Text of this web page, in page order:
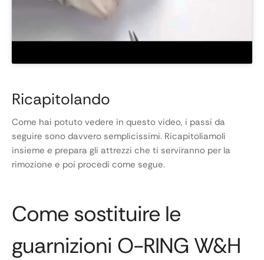
Ricapitolando
Come hai potuto vedere in questo video, i passi da
seguire sono davvero semplicissimi. Ricapitoliamoli
insieme e prepara gli attrezzi che ti serviranno per la
rimozione e poi procedi come segue.
Come sostituire le
guarnizioni O-RING W&H